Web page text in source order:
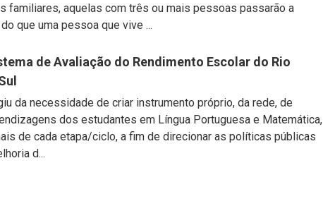
familiares, aquelas com três ou mais pessoas passarão a
que uma pessoa que vive ...
de Avaliação do Rendimento Escolar do Rio
da necessidade de criar instrumento próprio, da rede, de
dos estudantes em Língua Portuguesa e Matemática,
de cada etapa/ciclo, a fim de direcionar as políticas públicas
d...